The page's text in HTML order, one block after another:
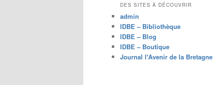
DES SITES À DÉCOUVRIR
admin
IDBE – Bibliothèque
IDBE – Blog
IDBE – Boutique
Journal l'Avenir de la Bretagne